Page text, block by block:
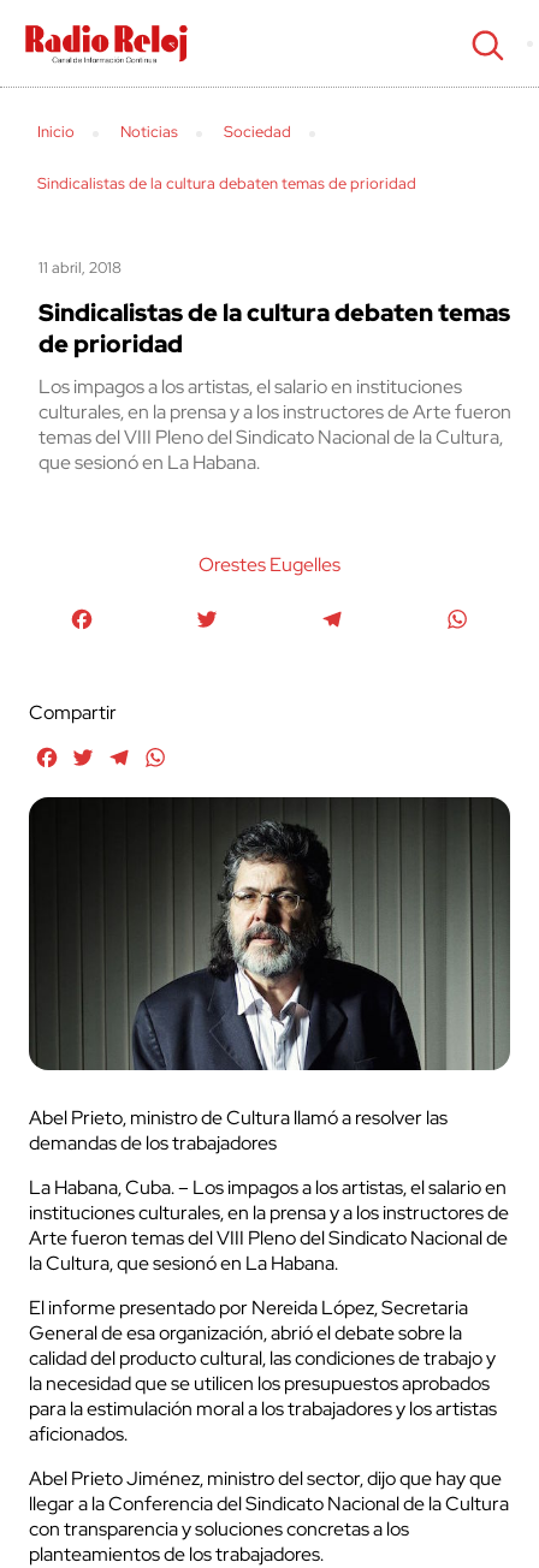
cerrar
Inicio Noticias Sociedad
Sindicalistas de la cultura debaten temas de prioridad
11 abril, 2018
Sindicalistas de la cultura debaten temas
de prioridad
Los impagos a los artistas, el salario en instituciones
culturales, en la prensa y a los instructores de Arte fueron
temas del VIII Pleno del Sindicato Nacional de la Cultura,
que sesionó en La Habana.
Orestes Eugelles
Compartir
FacebookTwitterTelegram
Abel Prieto, ministro de Cultura llamó a resolver las
demandas de los trabajadores
La Habana, Cuba. – Los impagos a los artistas, el salario en
instituciones culturales, en la prensa y a los instructores de
Arte fueron temas del VIII Pleno del Sindicato Nacional de
la Cultura, que sesionó en La Habana.
El informe presentado por Nereida López, Secretaria
General de esa organización, abrió el debate sobre la
calidad del producto cultural, las condiciones de trabajo y
la necesidad que se utilicen los presupuestos aprobados
para la estimulación moral a los trabajadores y los artistas
aficionados.
Abel Prieto Jiménez, ministro del sector, dijo que hay que
llegar a la Conferencia del Sindicato Nacional de la Cultura
con transparencia y soluciones concretas a los
planteamientos de los trabajadores.